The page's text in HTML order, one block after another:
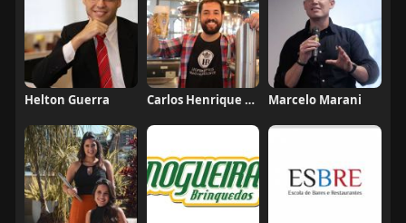
Helton Guerra Carlos Henrique de Faria Vasconcelos Marcelo Marani